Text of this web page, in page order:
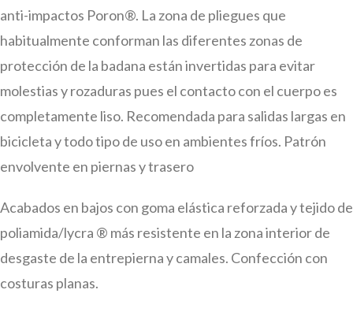
anti-impactos Poron®. La zona de pliegues que
habitualmente conforman las diferentes zonas de
protección de la badana están invertidas para evitar
molestias y rozaduras pues el contacto con el cuerpo es
completamente liso. Recomendada para salidas largas en
bicicleta y todo tipo de uso en ambientes fríos. Patrón
envolvente en piernas y trasero
Acabados en bajos con goma elástica reforzada y tejido de
poliamida/lycra ® más resistente en la zona interior de
desgaste de la entrepierna y camales. Confección con
costuras planas.